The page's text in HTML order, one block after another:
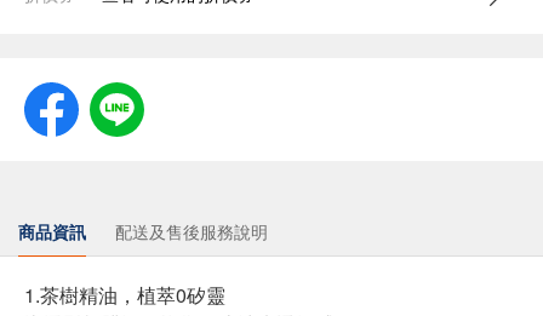
商品資訊 配送及售後服務說明
1.茶樹精油，植萃0矽靈